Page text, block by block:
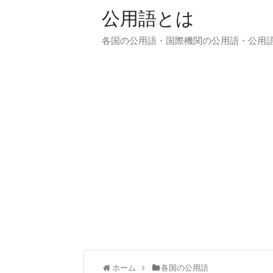
公用語とは
各国の公用語・国際機関の公用語・公用
ホーム 各国の公用語